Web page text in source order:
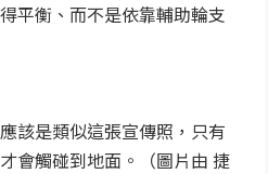
平衡、而不是依靠輔助輪支
該是類似這張宣傳照，只有
會觸碰到地面。（圖片由 捷